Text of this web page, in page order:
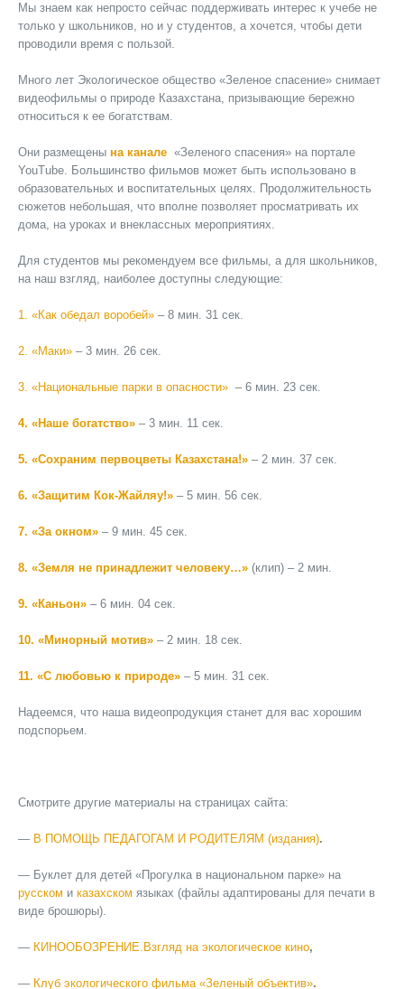
Мы знаем как непросто сейчас поддерживать интерес к учебе не
только у школьников, но и у студентов, а хочется, чтобы дети
проводили время с пользой.
Много лет Экологическое общество «Зеленое спасение» снимает
видеофильмы о природе Казахстана, призывающие бережно
относиться к ее богатствам.
Они размещены на канале «Зеленого спасения» на портале
YouTube. Большинство фильмов может быть использовано в
образовательных и воспитательных целях. Продолжительность
сюжетов небольшая, что вполне позволяет просматривать их
дома, на уроках и внеклассных мероприятиях.
Для студентов мы рекомендуем все фильмы, а для школьников,
на наш взгляд, наиболее доступны следующие:
1. «Как обедал воробей» – 8 мин. 31 сек.
2. «Маки» – 3 мин. 26 сек.
3. «Национальные парки в опасности» – 6 мин. 23 сек.
4. «Наше богатство» – 3 мин. 11 сек.
5. «Сохраним первоцветы Казахстана!» – 2 мин. 37 сек.
6. «Защитим Кок-Жайляу!» – 5 мин. 56 сек.
7. «За окном» – 9 мин. 45 сек.
8. «Земля не принадлежит человеку…» (клип) – 2 мин.
9. «Каньон» – 6 мин. 04 сек.
10. «Минорный мотив» – 2 мин. 18 сек.
11. «С любовью к природе» – 5 мин. 31 сек.
Надеемся, что наша видеопродукция станет для вас хорошим
подспорьем.
Смотрите другие материалы на страницах сайта:
— В ПОМОЩЬ ПЕДАГОГАМ И РОДИТЕЛЯМ (издания).
— Буклет для детей «Прогулка в национальном парке» на
русском и казахском языках (файлы адаптированы для печати в
виде брошюры).
— КИНООБОЗРЕНИЕ.Взгляд на экологическое кино,
— Клуб экологического фильма «Зеленый объектив».